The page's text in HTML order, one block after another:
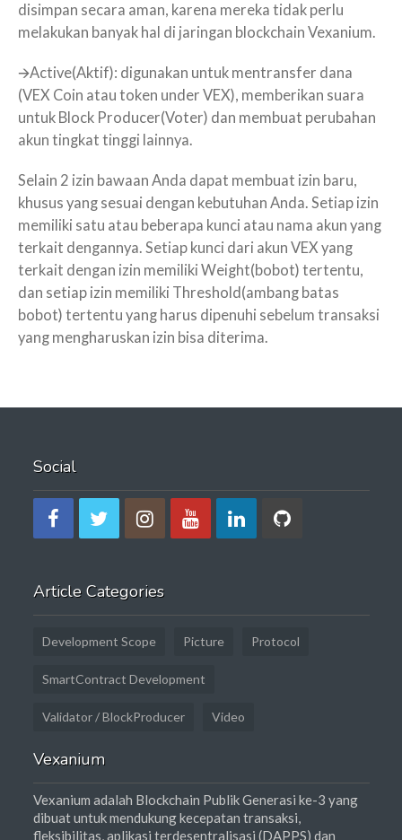
disimpan secara aman, karena mereka tidak perlu
melakukan banyak hal di jaringan blockchain Vexanium.
🡪Active(Aktif): digunakan untuk mentransfer dana
(VEX Coin atau token under VEX), memberikan suara
untuk Block Producer(Voter) dan membuat perubahan
akun tingkat tinggi lainnya.
Selain 2 izin bawaan Anda dapat membuat izin baru,
khusus yang sesuai dengan kebutuhan Anda. Setiap izin
memiliki satu atau beberapa kunci atau nama akun yang
terkait dengannya. Setiap kunci dari akun VEX yang
terkait dengan izin memiliki Weight(bobot) tertentu,
dan setiap izin memiliki Threshold(ambang batas
bobot) tertentu yang harus dipenuhi sebelum transaksi
yang mengharuskan izin bisa diterima.
Social
Article Categories
Development Scope Picture Protocol
SmartContract Development
Validator / BlockProducer Video
Vexanium
Vexanium adalah Blockchain Publik Generasi ke-3 yang
dibuat untuk mendukung kecepatan transaksi,
fleksibilitas, aplikasi terdesentralisasi (DAPPS) dan